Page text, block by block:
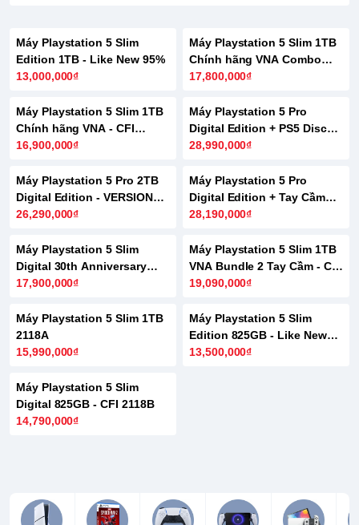
Máy Playstation 5 Slim
Edition 1TB - Like New 95%
13,000,000₫
Máy Playstation 5 Slim 1TB
Chính hãng VNA Combo
Kèm Game
17,800,000₫
Máy Playstation 5 Slim 1TB
Chính hãng VNA - CFI
2118A
16,900,000₫
Máy Playstation 5 Pro
Digital Edition + PS5 Disc
Drive
28,990,000₫
Máy Playstation 5 Pro 2TB
Digital Edition - VERSION
7100
26,290,000₫
Máy Playstation 5 Pro
Digital Edition + Tay Cầm
Dualsense PS5
28,190,000₫
Máy Playstation 5 Slim
Digital 30th Anniversary
Limited Edition
17,900,000₫
Máy Playstation 5 Slim 1TB
VNA Bundle 2 Tay Cầm - CFI
2118A
19,090,000₫
Máy Playstation 5 Slim 1TB
2118A
15,990,000₫
Máy Playstation 5 Slim
Edition 825GB - Like New
98%
13,500,000₫
Máy Playstation 5 Slim
Digital 825GB - CFI 2118B
14,790,000₫